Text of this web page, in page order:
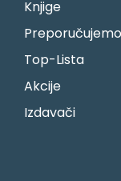
Knjige
Preporučujemo
Top-Lista
Akcije
Izdavači